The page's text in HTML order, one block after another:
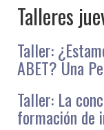
Talleres
Taller:
ABET? Una
Taller: La
formación de